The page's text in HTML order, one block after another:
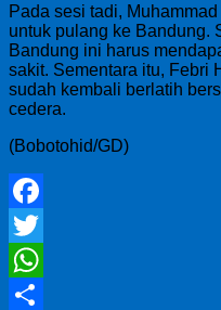
Pada sesi tadi,
untuk pulang ke Bandung.
Bandung ini harus
sakit. Sementara itu, Febri
sudah kembali berlatih
cedera.
(Bobotohid/GD)
Facebook
Twitter
WhatsApp